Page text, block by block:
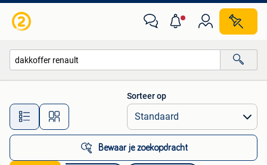
Alle afstanden…
Sorteer op
Bewaar je zoekopdracht